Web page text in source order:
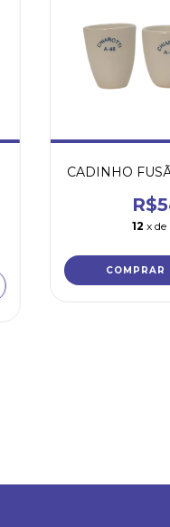
CADINHO
12 x de
COMPRAR